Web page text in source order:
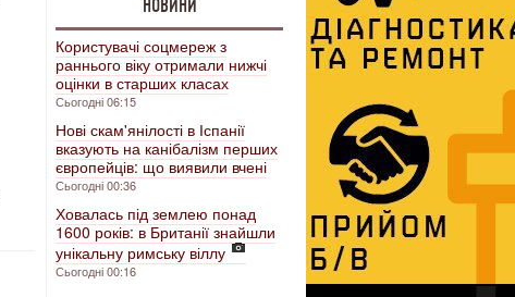
НОВИНИ
Користувачі соцмереж з
раннього віку отримали нижчі
оцінки в старших класах
Сьогодні 06:15
Нові скам'янілості в Іспанії
вказують на канібалізм перших
європейців: що виявили вчені
Сьогодні 00:36
Ховалась під землею понад
1600 років: в Британії знайшли
унікальну римську віллу
Сьогодні 00:16